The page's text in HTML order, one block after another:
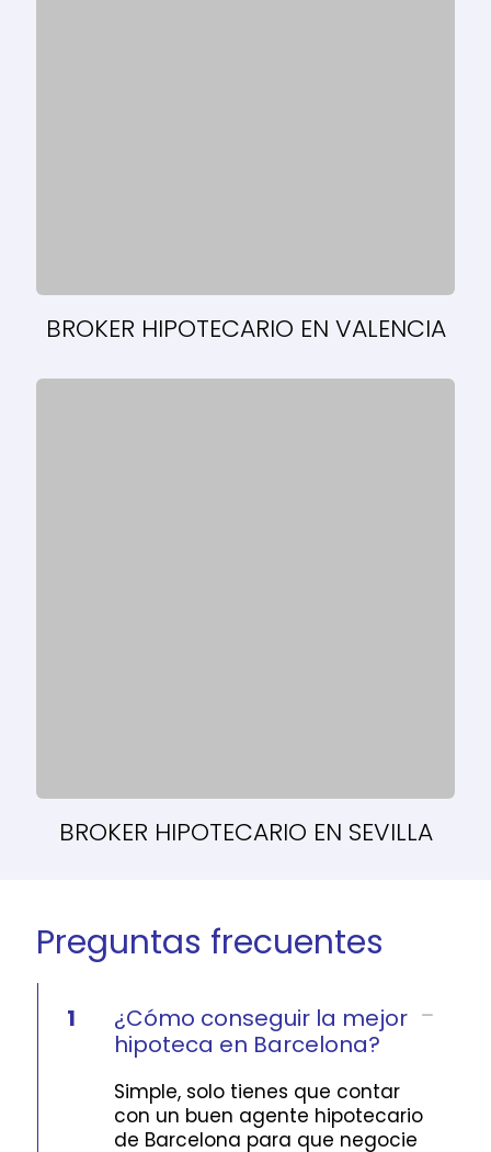
BROKER HIPOTECARIO EN VALENCIA
BROKER HIPOTECARIO EN SEVILLA
Preguntas frecuentes
1
¿Cómo conseguir la mejor
hipoteca en Barcelona?
Simple, solo tienes que contar
con un buen agente hipotecario
de Barcelona para que negocie